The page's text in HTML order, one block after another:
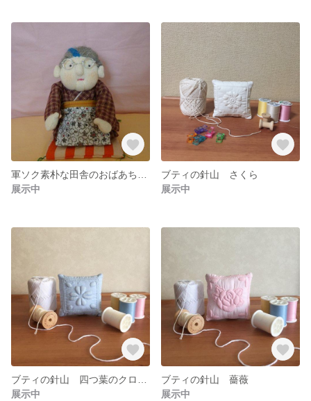
展示中
ブティの針山 さくら
展示中
展示中
ブティの針山 薔薇
展示中